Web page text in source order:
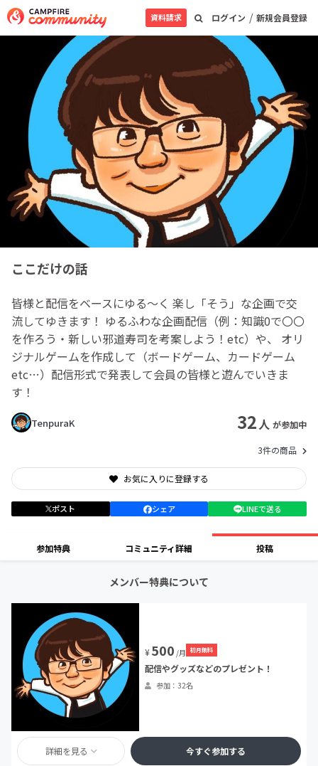
ログイン / 新規会員登録
資料請求
ここだけの話
皆様と配信をベースにゆる〜く 楽し「そう」な企画で交
流してゆきます！ ゆるふわな企画配信（例：知識0で〇〇
を作ろう・新しい邪道寿司を考案しよう！etc）や、 オリ
ジナルゲームを作成して（ボードゲーム、カードゲーム
etc…）配信形式で発表して会員の皆様と遊んでいきま
す！
TenpuraK 32人 が参加中
3件の商品
お気に入りに登録する
ポスト シェア LINEで送る
参加特典 コミュニティ詳細 投稿
メンバー特典について
¥500 /月 初月無料
配信やグッズなどのプレゼント！
参加：32名
詳細を見る 今すぐ参加する